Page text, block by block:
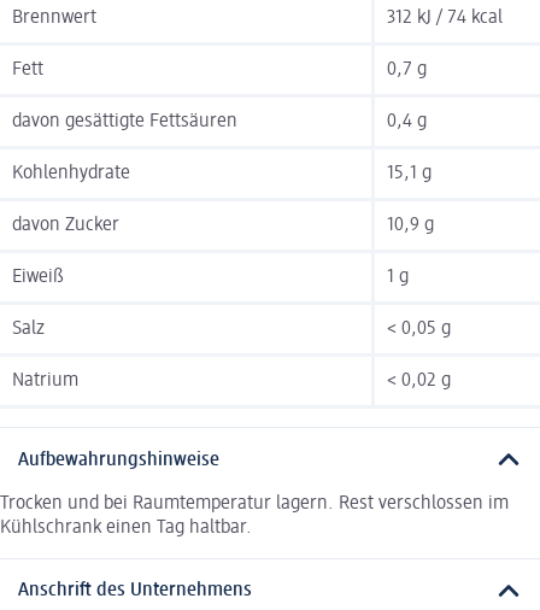
Brennwert 312 kJ / 74 kcal
Fett 0,7 g
davon gesättigte Fettsäuren 0,4 g
Kohlenhydrate 15,1 g
davon Zucker 10,9 g
Eiweiß 1 g
Salz < 0,05 g
Natrium < 0,02 g
Aufbewahrungshinweise
Trocken und bei Raumtemperatur lagern. Rest verschlossen im
Kühlschrank einen Tag haltbar.
Anschrift des Unternehmens